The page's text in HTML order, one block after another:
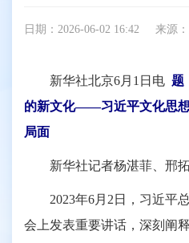
日期：2026-06-02 16:42 来源
新华社北京6月1日电 题
的新文化——习近平文化思
局面
新华社记者杨湛菲、邢拓
2023年6月2日，习近平总
会上发表重要讲话，深刻阐